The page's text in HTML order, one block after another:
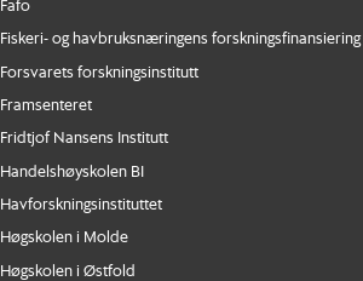
Fiskeri- og havbruksnæringens forskningsfinansiering
Forsvarets forskningsinstitutt
Framsenteret
Fridtjof Nansens Institutt
Handelshøyskolen BI
Havforskningsinstituttet
Høgskolen i Molde
Høgskolen i Østfold